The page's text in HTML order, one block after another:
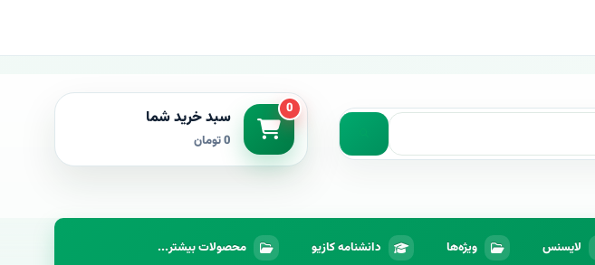
0 سبد خرید شما
0 تومان
لایسنس ویژه‌ها دانشنامه کازیو محصولات بیشتر...